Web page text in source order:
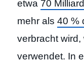
etwa 70
mehr als 40 %
verbracht wird,
verwendet. In